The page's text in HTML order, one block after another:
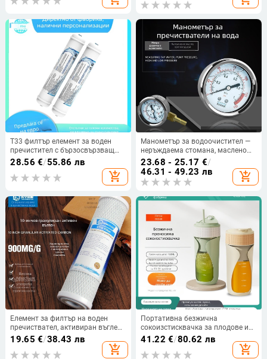
T33 филтър елемент за воден
пречистител с бързосвързващ
монтаж, PP, премахва остатъчен
хлор, Art Environment
28.56 €/55.86 лв
add_shopping_cart
Манометър за водоочистител —
неръждаема стомана, маслено
запълнен, за машини за
пречистване на вода
23.68 - 25.17 €/
46.31 - 49.23 лв
add_shopping_cart
Елемент за филтър на воден
пречиствател, активиран въглен,
за абсорбция на миризми и
тежки метали
19.65 €/38.43 лв
add_shopping_cart
Портативна безжична
сокоизстисквачка за плодове и
зеленчуци – многофункционална,
висока скорост, за домашна
употреба, презареждаща
41.22 €/80.62 лв
add_shopping_cart